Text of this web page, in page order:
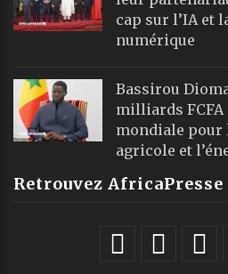
cap sur l’IA et
numérique
Bassirou
milliards FCFA
mondiale pour
agricole et
Retrouvez AfricaPresse